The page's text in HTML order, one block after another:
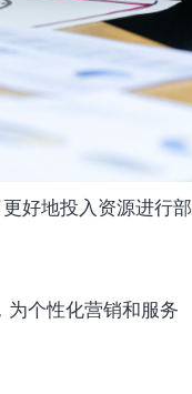
好地投入资源进行部